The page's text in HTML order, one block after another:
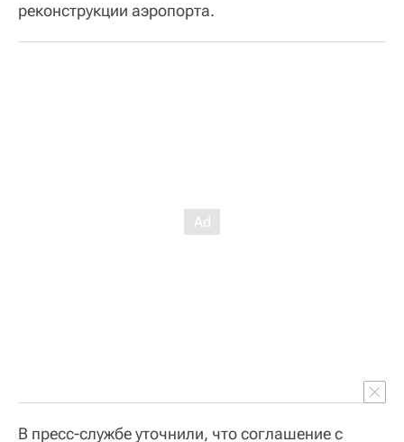
реконструкции аэропорта.
В пресс-службе уточнили, что соглашение с